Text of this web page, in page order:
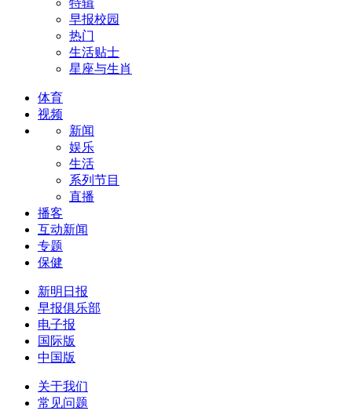
特辑
早报校园
热门
生活贴士
星座与生肖
体育
视频
新闻
娱乐
生活
系列节目
直播
播客
互动新闻
专题
保健
新明日报
早报俱乐部
电子报
国际版
中国版
关于我们
常见问题